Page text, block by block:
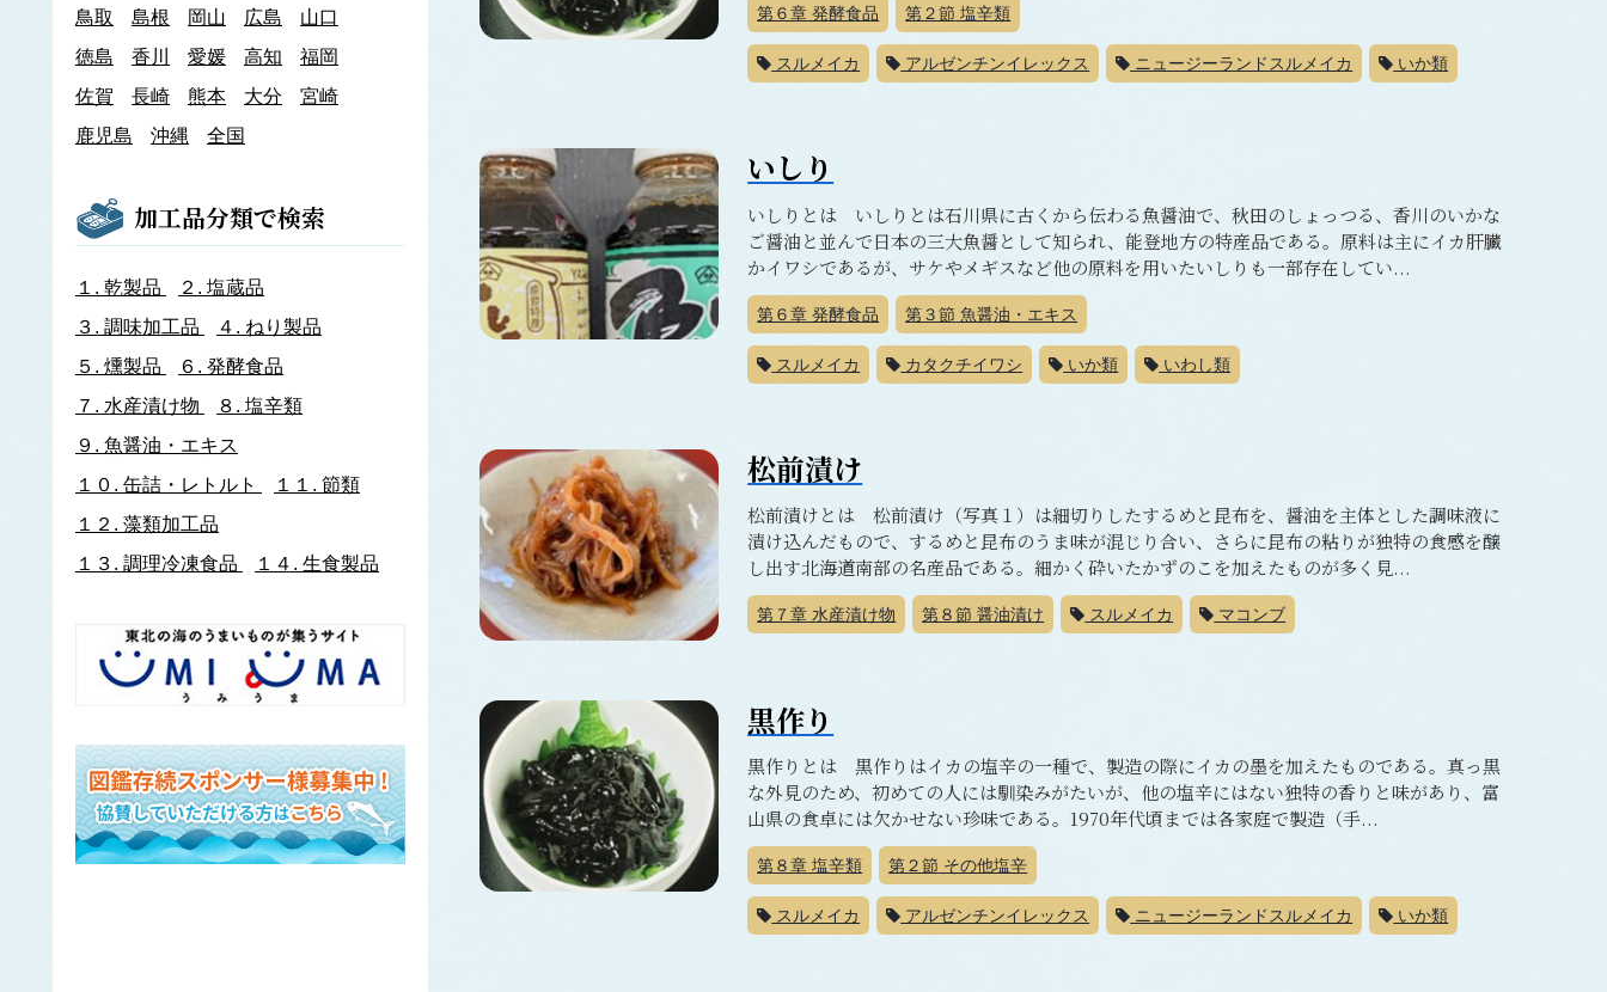
第６章 発酵食品 第２節 塩辛類
スルメイカ アルゼンチンイレックス ニュージーランドスルメイカ いか類
いしり
いしりとは いしりとは石川県に古くから伝わる魚醤油で、秋田のしょっつる、香川のいかな
ご醤油と並んで日本の三大魚醤として知られ、能登地方の特産品である。原料は主にイカ肝臓
かイワシであるが、サケやメギスなど他の原料を用いたいしりも一部存在してい...
第６章 発酵食品 第３節 魚醤油・エキス
スルメイカ カタクチイワシ いか類 いわし類
松前漬け
松前漬けとは 松前漬け（写真１）は細切りしたするめと昆布を、醤油を主体とした調味液に
漬け込んだもので、するめと昆布のうま味が混じり合い、さらに昆布の粘りが独特の食感を醸
し出す北海道南部の名産品である。細かく砕いたかずのこを加えたものが多く見...
第７章 水産漬け物 第８節 醤油漬け スルメイカ マコンブ
黒作り
黒作りとは 黒作りはイカの塩辛の一種で、製造の際にイカの墨を加えたものである。真っ黒
な外見のため、初めての人には馴染みがたいが、他の塩辛にはない独特の香りと味があり、富
山県の食卓には欠かせない珍味である。1970年代頃までは各家庭で製造（手...
第８章 塩辛類 第２節 その他塩辛
スルメイカ アルゼンチンイレックス ニュージーランドスルメイカ いか類
いか類
アオリイカ
アメリカオオアカイカ
アルゼンチンイレックス
アルゼンチンマツイカ
スルメイカ
ニュージーランドスルメイカ
ヤリイカ
イサザ
イトヨリダイ
いわし類
ウルメイワシ
マイワシ
イワナ
ウ
ウキゴリ
ウップルイノリ
うなぎ類
うに類
エゾバフンウニ
キタムラサキウニ
バフンウニ
ムラサキウニ
ウミタケ
鳥取
島根 岡山 広島
山口
徳島
香川 愛媛 高知
福岡
佐賀
長崎 熊本 大分
宮崎
鹿児島
沖縄 全国
加工品分類で検索
１. 乾製品 ２. 塩蔵品
３. 調味加工品 ４. ねり製品
５. 燻製品 ６. 発酵食品
７. 水産漬け物 ８. 塩辛類
９. 魚醤油・エキス
１０. 缶詰・レトルト １１. 節類
１２. 藻類加工品
１３. 調理冷凍食品 １４. 生食製品